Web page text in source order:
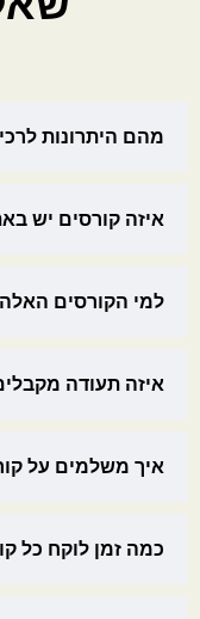
מהם היתרונות
איזה קורסים יש
למי הקורסים
איזה תעודה
איך משלמים על
כמה זמן לוקח כל